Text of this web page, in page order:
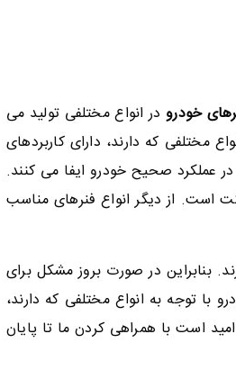
خودرودر انواع مختلفی تولید می
مختلفی که دارند، دارای کاربردهای
عملکرد صحیح خودرو ایفا می کنند.
است. از دیگر انواع فنرهای مناسب
بنابراین در صورت بروز مشکل برای
توجه به انواع مختلفی که دارند،
است با همراهی کردن ما تا پایان